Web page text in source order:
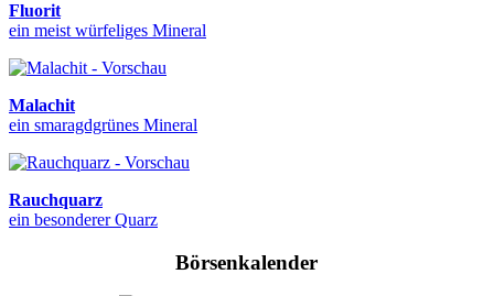
Fluorit
ein meist würfeliges Mineral
Malachit
ein smaragdgrünes Mineral
Rauchquarz
ein besonderer Quarz
Börsenkalender